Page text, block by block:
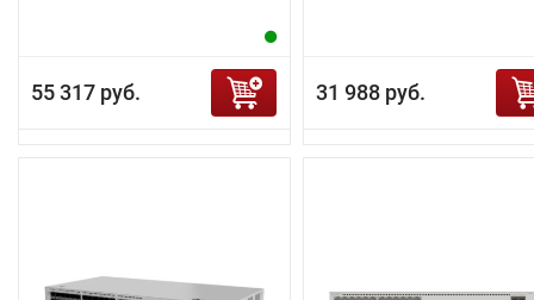
55 317 руб. 31 988 руб.